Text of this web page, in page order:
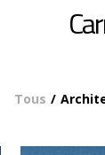
Tous